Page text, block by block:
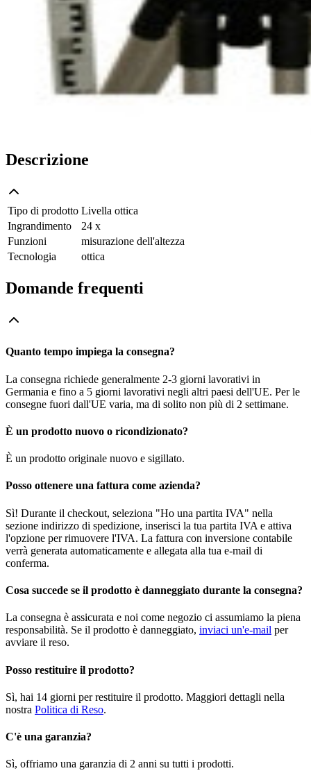
Descrizione
Tipo di prodotto Livella ottica
Ingrandimento
24 x
Funzioni
misurazione dell'altezza
Tecnologia
ottica
Domande frequenti
Quanto tempo impiega la consegna?
La consegna richiede generalmente 2-3 giorni lavorativi in
Germania e fino a 5 giorni lavorativi negli altri paesi dell'UE. Per le
consegne fuori dall'UE varia, ma di solito non più di 2 settimane.
È un prodotto nuovo o ricondizionato?
È un prodotto originale nuovo e sigillato.
Posso ottenere una fattura come azienda?
Sì! Durante il checkout, seleziona "Ho una partita IVA" nella
sezione indirizzo di spedizione, inserisci la tua partita IVA e attiva
l'opzione per rimuovere l'IVA. La fattura con inversione contabile
verrà generata automaticamente e allegata alla tua e-mail di
conferma.
Cosa succede se il prodotto è danneggiato durante la consegna?
La consegna è assicurata e noi come negozio ci assumiamo la piena
responsabilità. Se il prodotto è danneggiato, inviaci un'e-mail per
avviare il reso.
Posso restituire il prodotto?
Sì, hai 14 giorni per restituire il prodotto. Maggiori dettagli nella
nostra Politica di Reso.
C'è una garanzia?
Sì, offriamo una garanzia di 2 anni su tutti i prodotti.